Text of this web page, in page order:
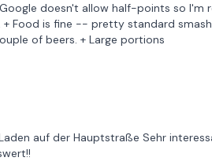
doesn't allow half-points so I'm
+ Food is fine -- pretty standard
of beers. + Large portions
auf der Hauptstraße Sehr